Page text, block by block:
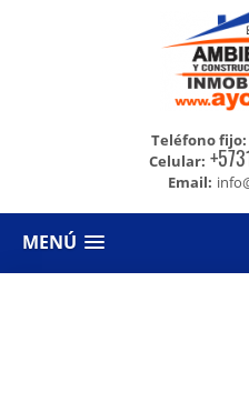
Teléfono fijo:
Celular:
Email:
MENÚ